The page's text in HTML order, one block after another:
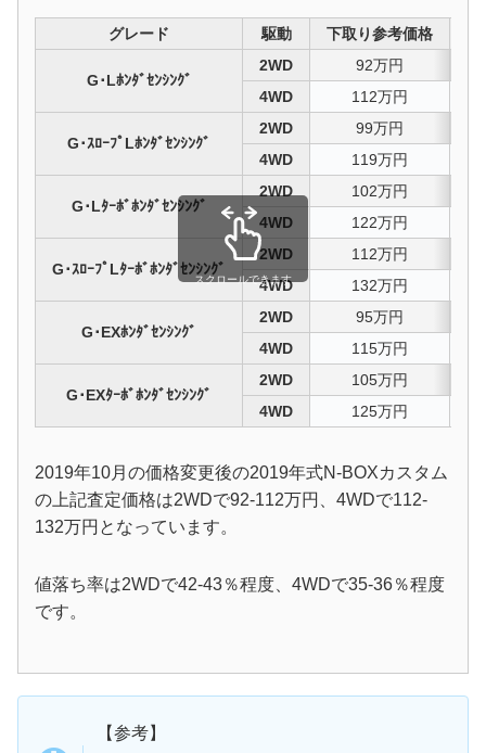
グレード 駆動 下取り参考価格
G･Lﾎﾝﾀﾞｾﾝｼﾝｸﾞ
2WD 92万円
4WD
112万円
G･ｽﾛｰﾌﾟLﾎﾝﾀﾞｾﾝｼﾝｸﾞ
2WD 99万円
4WD
119万円
G･Lﾀｰﾎﾞﾎﾝﾀﾞｾﾝｼﾝｸﾞ
2WD 102万円
4WD
122万円
G･ｽﾛｰﾌﾟLﾀｰﾎﾞﾎﾝﾀﾞｾﾝｼﾝｸﾞ
2WD 112万円
4WD
132万円
G･EXﾎﾝﾀﾞｾﾝｼﾝｸﾞ
2WD 95万円
4WD
115万円
G･EXﾀｰﾎﾞﾎﾝﾀﾞｾﾝｼﾝｸﾞ
2WD 105万円
4WD
125万円
スクロールできます
2019年10月の価格変更後の2019年式N-BOXカスタム
の上記査定価格は2WDで92-112万円、4WDで112-
132万円となっています。
値落ち率は2WDで42-43％程度、4WDで35-36％程度
です。
【参考】